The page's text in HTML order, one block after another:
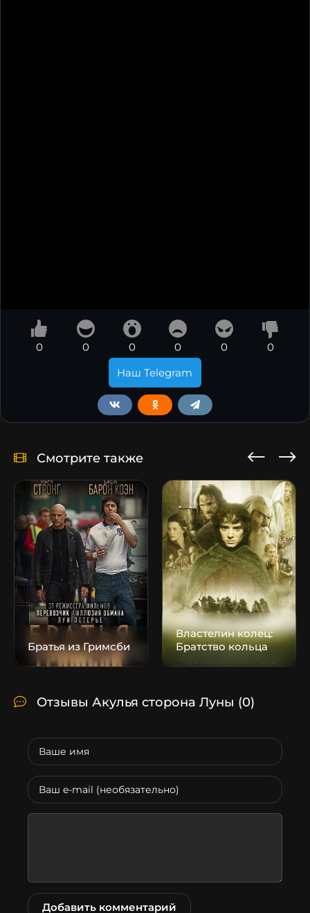
0 0 0 0 0
0
Наш Telegram
Смотрите также
Братья из Гримсби
Властелин колец:
Братство кольца
Отзывы Акулья сторона Луны (0)
Добавить комментарий